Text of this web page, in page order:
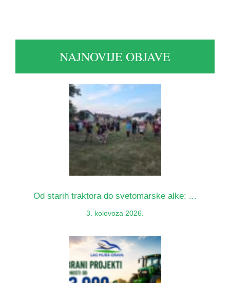
NAJNOVIJE OBJAVE
Od starih traktora do svetomarske alke: ...
3. kolovoza 2026.